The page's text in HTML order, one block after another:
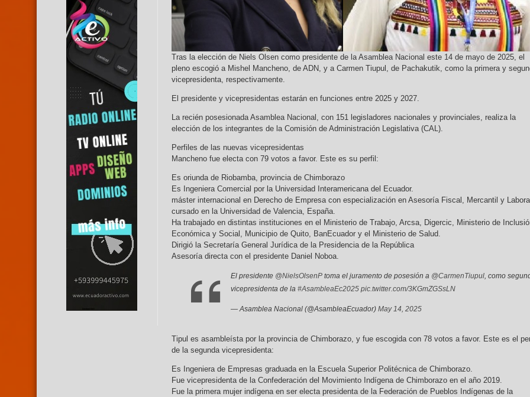
Tras la elección de Niels Olsen como presidente de la Asamblea Nacional este 14 de mayo de 2025, el
pleno escogió a Mishel Mancheno, de ADN, y a Carmen Tiupul, de Pachakutik, como la primera y
vicepresidenta, respectivamente.
El presidente y vicepresidentas estarán en funciones entre 2025 y 2027.
La recién posesionada Asamblea Nacional, con 151 legisladores nacionales y provinciales, realiza la
elección de los integrantes de la Comisión de Administración Legislativa (CAL).
Perfiles de las nuevas vicepresidentas
Mancheno fue electa con 79 votos a favor. Este es su perfil:
Es oriunda de Riobamba, provincia de Chimborazo
Es Ingeniera Comercial por la Universidad Interamericana del Ecuador.
máster internacional en Derecho de Empresa con especialización en Asesoría Fiscal, Mercantil y
cursado en la Universidad de Valencia, España.
Ha trabajado en distintas instituciones en el Ministerio de Trabajo, Arcsa, Digercic, Ministerio de
Económica y Social, Municipio de Quito, BanEcuador y el Ministerio de Salud.
Dirigió la Secretaría General Jurídica de la Presidencia de la República
Asesoría directa con el presidente Daniel Noboa.
El presidente @NielsOlsenP toma el juramento de posesión a @CarmenTiupul, como
vicepresidenta de la #AsambleaEc2025 pic.twitter.com/3KGmZGSsLN
— Asamblea Nacional (@AsambleaEcuador) May 14, 2025
Tipul es asambleísta por la provincia de Chimborazo, y fue escogida con 78 votos a favor. Este es el
de la segunda vicepresidenta:
Es Ingeniera de Empresas graduada en la Escuela Superior Politécnica de Chimborazo.
Fue vicepresidenta de la Confederación del Movimiento Indígena de Chimborazo en el año 2019.
Fue la primera mujer indígena en ser electa presidenta de la Federación de Pueblos Indígenas de la